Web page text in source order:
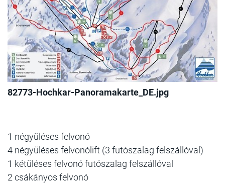
82773-Hochkar-Panoramakarte_DE.jpg
1 négyüléses felvonó
4 négyüléses felvonólift (3 futószalag felszállóval)
1 kétüléses felvonó futószalag felszállóval
2 csákányos felvonó